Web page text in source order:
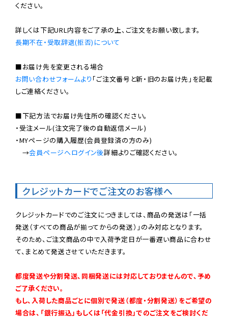
ください。
長期不在・受取辞退(拒否)について
お問い合わせフォームより 「ご注文番号と新・旧のお届け先」を記載
しご連絡ください。
■下記方法でお届け先住所の確認ください。
・受注メール(注文完了後の自動返信メール)
・MYページの購入履歴(会員登録済の方のみ)
→会員ページへログイン後詳細よりご確認ください。
クレジットカードでご注文のお客様へ
クレジットカードでのご注文につきましては、商品の発送は「一括
発送（すべての商品が揃ってからの発送）」のみ対応となります。
そのため、ご注文商品の中で入荷予定日が一番遅い商品に合わせ
て、まとめて発送させていただきます。
都度発送や分割発送、同梱発送には対応しておりませんので、予め
ご了承ください。
もし、入荷した商品ごとに個別で発送（都度・分割発送）をご希望の
場合は、「銀行振込」もしくは「代金引換」でのご注文をご検討くだ